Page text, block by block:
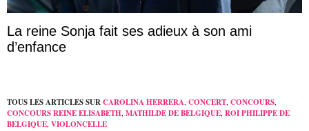
La reine Sonja fait ses adieux à son ami
d’enfance
TOUS LES ARTICLES SURCAROLINA HERRERA, CONCERT, CONCOURS,
CONCOURS REINE ELISABETH, MATHILDE DE BELGIQUE, ROI PHILIPPE DE
BELGIQUE, VIOLONCELLE